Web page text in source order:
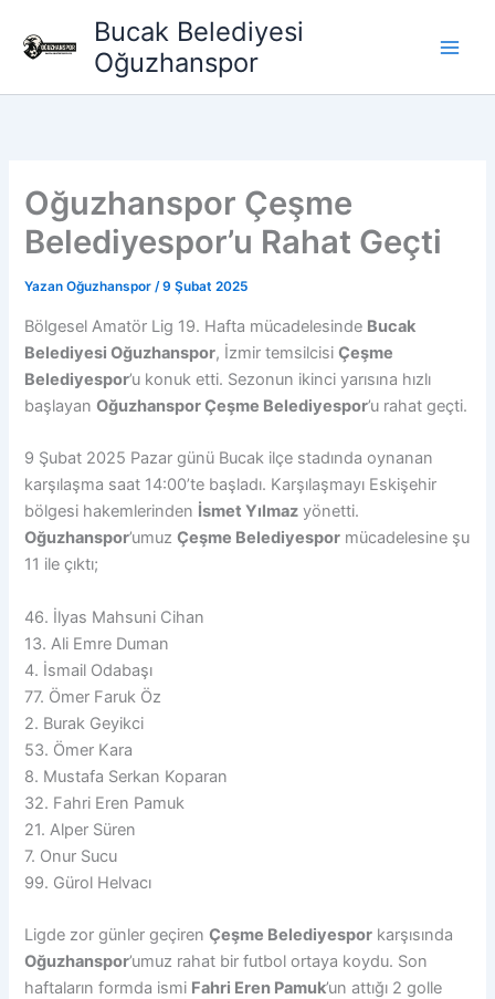
atla
Bucak Belediyesi
Oğuzhanspor
Oğuzhanspor Çeşme
Belediyespor’u Rahat Geçti
Yazan Oğuzhanspor/9 Şubat 2025
Bölgesel Amatör Lig 19. Hafta mücadelesinde Bucak
Belediyesi Oğuzhanspor, İzmir temsilcisiÇeşme
Belediyespor’u konuk etti. Sezonun ikinci yarısına hızlı
başlayanOğuzhanspor Çeşme Belediyespor’u rahat geçti.
9 Şubat 2025 Pazar günü Bucak ilçe stadında oynanan
karşılaşma saat 14:00’te başladı. Karşılaşmayı Eskişehir
bölgesi hakemlerinden İsmet Yılmaz yönetti.
Oğuzhanspor’umuzÇeşme Belediyespor mücadelesine şu
11 ile çıktı;
46. İlyas Mahsuni Cihan
13. Ali Emre Duman
4. İsmail Odabaşı
77. Ömer Faruk Öz
2. Burak Geyikci
53. Ömer Kara
8. Mustafa Serkan Koparan
32. Fahri Eren Pamuk
21. Alper Süren
7. Onur Sucu
99. Gürol Helvacı
Ligde zor günler geçirenÇeşme Belediyespor karşısında
Oğuzhanspor’umuz rahat bir futbol ortaya koydu. Son
haftaların formda ismi Fahri Eren Pamuk’un attığı 2 golle